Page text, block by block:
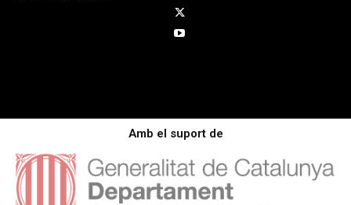
Amb el suport de